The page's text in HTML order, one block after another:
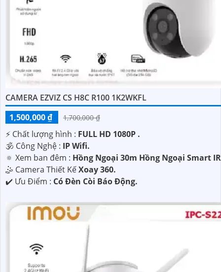
CAMERA EZVIZ CS H8C R100 1K2WKFL
1,500,000 ₫
1,700,000 ₫
️⚡ Chất lượng hình : FULL HD 1080P .
🕉️ Công Nghệ : IP Wifi.
🔅 Xem ban đêm : Hồng Ngoại 30m Hồng Ngoại Smart
🤹 Camera Thiết KếXoay 360.
️✔️ Ưu Điểm : Có Đèn Còi Báo Động.